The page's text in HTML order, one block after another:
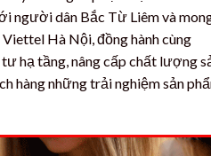
người dân Bắc Từ Liêm và
Hà Nội, đồng hành cùng
hạ tầng, nâng cấp chất lượng
hàng những trải nghiệm sản